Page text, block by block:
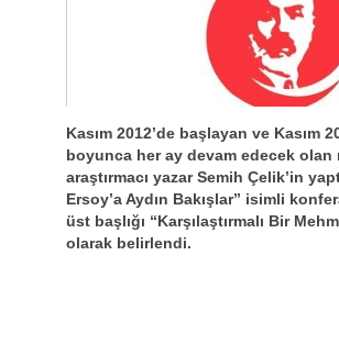
Kasım 2012’de başlayan ve Kasım
boyunca her ay devam edecek
araştırmacı yazar Semih Çelik’in
Ersoy’a Aydın Bakışlar” isimli
üst başlığı “Karşılaştırmalı Bir
olarak belirlendi.